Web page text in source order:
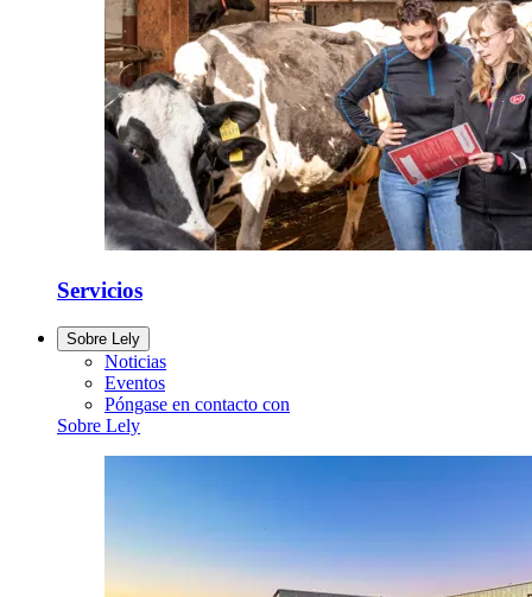
Servicios
Sobre Lely
Noticias
Eventos
Póngase en contacto con
Sobre Lely